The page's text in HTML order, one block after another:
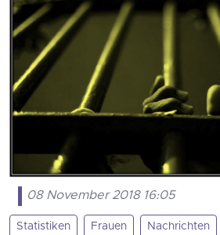
08 November 2018 16:05
Statistiken Frauen Nachrichten